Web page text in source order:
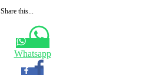
Share this...
Whatsapp